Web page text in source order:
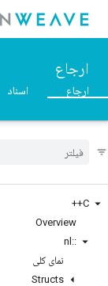
ارجاع
ارجاع اسناد
C++
Overview
::
nl
نمای کلی
Structs